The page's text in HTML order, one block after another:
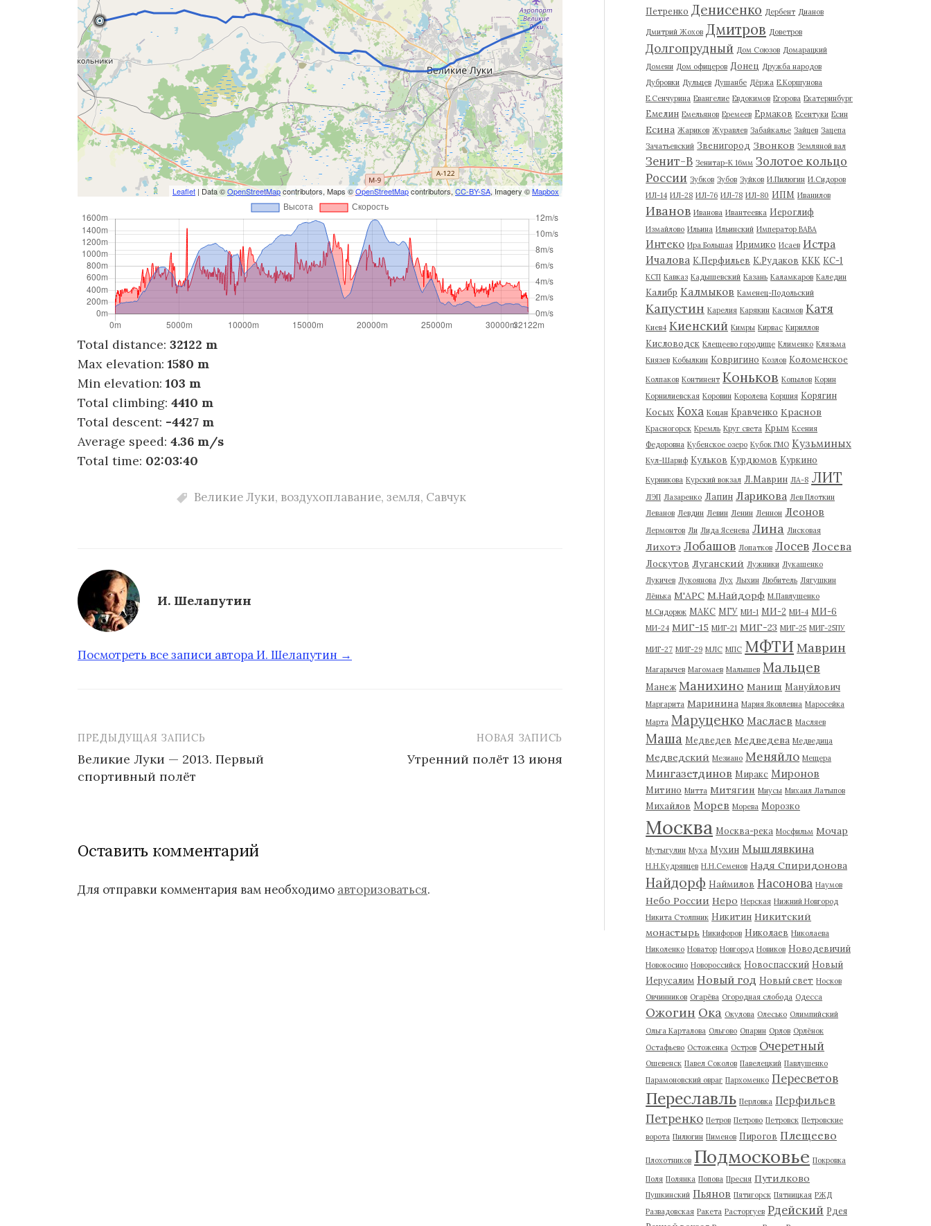
Leaflet | Data ©OpenStreetMapcontributors, Maps ©OpenStreetMapcontributors, CC-BY-SA, Imagery ©Mapbox
Total distance: 32122 m
Max elevation: 1580 m
Min elevation: 103 m
Total climbing: 4410 m
Total descent: -4427 m
Average speed: 4.36 m/s
Total time: 02:03:40
Великие Луки, воздухоплавание, земля, Савчук
И. Шелапутин
Посмотреть все записи автора И. Шелапутин →
Н
и
г
ПРЕДЫДУЩАЯ ЗАПИСЬ
Великие Луки — 2013. Первый
спортивный полёт
НОВАЯ ЗАПИСЬ
Утренний полёт 13 июня
Оставить комментарий
Для отправки комментария вам необходимо авторизоваться.
Петренко Денисенко Дербент Дианов
Дмитрий Жохов Дмитров Доветров
Долгопрудный Дом Союзов Домарацкий
Домени Дом офицеров Донец Дружба народов
Дубровки Дульцев Душанбе Дёржа Е.Коршунова
Е.Сенчурина Евангелие Евдокимов Егорова Екатеринбург
Емелин Емельянов Еремеев Ермаков Есентуки Есин
Есина Жариков Журавлев Забайкалье Зайцев Зацепа
Зачатьевский Звенигород Звонков Земляной вал
Зенит-В Зенитар-К 16мм Золотое кольцо
России Зубков Зубов Зуйков И.Пилюгин И.Сидоров
ИЛ-14 ИЛ-28 ИЛ-76 ИЛ-78 ИЛ-80 ИПМ Иванилов
Иванов Иванова Ивантеевка Иероглиф
Измайлово Ильина Ильинский Император ВАВА
Интеко Ира Большая Иримико Исаев Истра
Ичалова К.Перфильев К.Рудаков ККК КС-1
КСП Кавказ Кадышевский Казань Каламкаров Каледин
Калибр Калмыков Каменец-Подольский
Капустин Карелия Карякин Касимов Катя
Киев4 Киенский Кимры Кирвас Кириллов
Кисловодск Клещеево городище Клименко Клязьма
Князев Кобылкин Ковригино Козлов Коломенское
Колпаков Континент Коньков Копылов Корин
Корнилиевская Коровин Королева Коршия Корягин
Косых Коха Коцан Кравченко Краснов
Красногорск Кремль Круг света Крым Ксения
Федоровна Кубенское озеро Кубок ГМО Кузьминых
Кул-Шариф Кульков Курдюмов Куркино
Курникова Курский вокзал Л.Маврин ЛА-8 ЛИТ
ЛЭП Лазаренко Лапин Ларикова Лев Плоткин
Леванов Левдин Левин Ленин Леннон Леонов
Лермонтов Ли Лида Ясенева Лина Лисковая
Лихотэ Лобашов Лопатков Лосев Лосева
Лоскутов Луганский Лужники Лукашенко
Лукичев Лукоянова Лух Лыхин Любитель Лягушкин
Лёнька М'АРС М.Найдорф М.Павлушенко
М.Сидорюк МАКС МГУ МИ-1 МИ-2 МИ-4 МИ-6
МИ-24 МИГ-15 МИГ-21 МИГ-23 МИГ-25 МИГ-25ПУ
МИГ-27 МИГ-29 МЛС МПС МФТИ Маврин
Магарычев Магомаев Малышев Мальцев
Манеж Манихино Маниш Мануйлович
Маргарита Маринина Мария Яковлевна Маросейка
Марта Маруценко Маслаев Масляев
Маша Медведев Медведева Медведица
Медведский Мезиано Меняйло Мещера
Мингазетдинов Миракс Миронов
Митино Митта Митягин Миусы Михаил Латыпов
Михайлов Морев Морева Морозко
Москва Москва-река Мосфильм Мочар
Мутыгулин Муха Мухин Мышлявкина
Н.Н.Кудрявцев Н.Н.Семенов Надя Спиридонова
Найдорф Наймилов Насонова Наумов
Небо России Неро Нерская Нижний Новгород
Никита Столпник Никитин Никитский
монастырь Никифоров Николаев Николаева
Николенко Новатор Новгород Новиков Новодевичий
Новокосино Новороссийск Новоспасский Новый
Иерусалим Новый год Новый свет Носков
Овчинников Огарёва Огородная слобода Одесса
Ожогин Ока Окулова Олесько Олимпийский
Ольга Карталова Ольгово Опарин Орлов Орлёнок
Остафьево Остоженка Остров Очеретный
Ошевенск Павел Соколов Павелецкий Павлушенко
Парамоновский овраг Пархоменко Пересветов
Переславль Перловка Перфильев
Петренко Петров Петрово Петровск Петровские
ворота Пилюгин Пименов Пирогов Плещеево
Плохотников Подмосковье Покровка
Поля Полянка Попова Пресня Путилково
Пушкинский Пьянов Пятигорск Пятницкая РЖД
Развадовская Ракета Расторгуев Рдейский Рдея